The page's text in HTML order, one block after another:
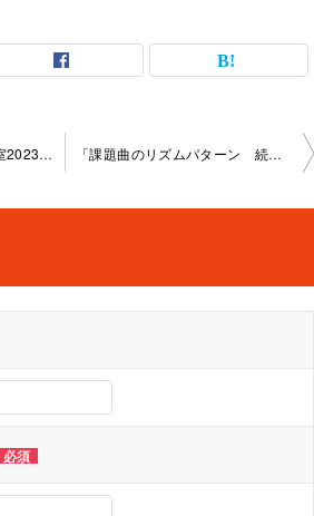
「課題曲 続き」本 町教室2023-03-10-­no0007-­1120 「課題曲のリズムパターン 続き」本町教室2 023-03-12­no0007-­1023
必須